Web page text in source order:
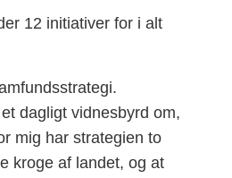
12 initiativer for i alt
dagligt vidnesbyrd om,
mig har strategien to
kroge af landet, og at